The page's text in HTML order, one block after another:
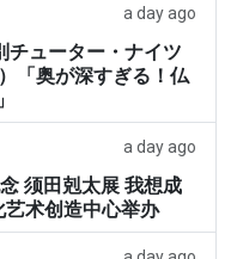
a day ago
チューター・ナイツ
「奥が深すぎる！仏
a day ago
须田剋太展 我想成
艺术创造中心举办